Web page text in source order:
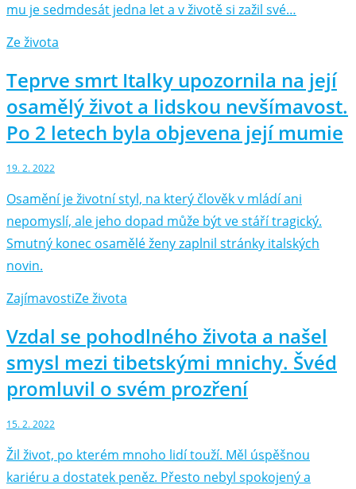
mu je sedmdesát jedna let a v životě si zažil své…
Ze života
Teprve smrt Italky upozornila na její
osamělý život a lidskou nevšímavost.
Po 2 letech byla objevena její mumie
19. 2. 2022
Osamění je životní styl, na který člověk v mládí ani
nepomyslí, ale jeho dopad může být ve stáří tragický.
Smutný konec osamělé ženy zaplnil stránky italských
novin.
ZajímavostiZe života
Vzdal se pohodlného života a našel
smysl mezi tibetskými mnichy. Švéd
promluvil o svém prozření
15. 2. 2022
Žil život, po kterém mnoho lidí touží. Měl úspěšnou
kariéru a dostatek peněz. Přesto nebyl spokojený a